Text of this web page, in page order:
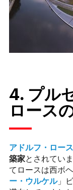
4. プル
ロース
アドルフ・ロース
築家とされてい
てロースは西ボ
ー・ウルケル」